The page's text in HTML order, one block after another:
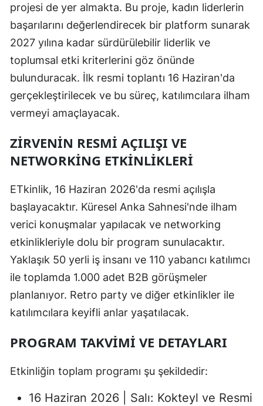
projesi de yer almakta. Bu proje, kadın liderlerin
başarılarını değerlendirecek bir platform sunarak
2027 yılına kadar sürdürülebilir liderlik ve
toplumsal etki kriterlerini göz önünde
bulunduracak. İlk resmi toplantı 16 Haziran'da
gerçekleştirilecek ve bu süreç, katılımcılara ilham
vermeyi amaçlayacak.
ZIRVENIN RESMI AÇILIŞI VE
NETWORKING ETKINLIKLERI
ETkinlik, 16 Haziran 2026'da resmi açılışla
başlayacaktır. Küresel Anka Sahnesi'nde ilham
verici konuşmalar yapılacak ve networking
etkinlikleriyle dolu bir program sunulacaktır.
Yaklaşık 50 yerli iş insanı ve 110 yabancı katılımcı
ile toplamda 1.000 adet B2B görüşmeler
planlanıyor. Retro party ve diğer etkinlikler ile
katılımcılara keyifli anlar yaşatılacak.
PROGRAM TAKVIMI VE DETAYLARI
Etkinliğin toplam programı şu şekildedir:
16 Haziran 2026 | Salı: Kokteyl ve Resmi